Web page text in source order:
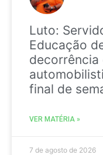
Luto:
Educação
decorrência
final de
VER MATÉRIA »
7 de agosto de 2026